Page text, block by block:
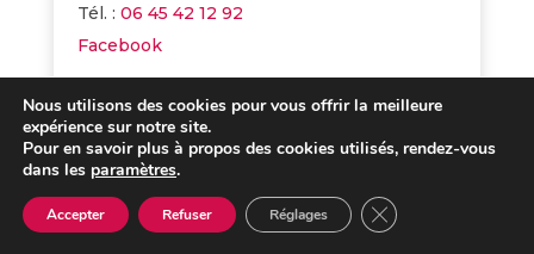
Tél. : 06 45 42 12 92
Facebook
Domaine les Cascades
Nous utilisons des cookies pour vous offrir la meilleure
expérience sur notre site.
Pour en savoir plus à propos des cookies utilisés, rendez-vous
dans les paramètres.
Accepter Refuser Réglages Fermer la bannière